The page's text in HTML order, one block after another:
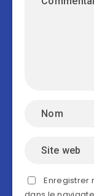
Enregistrer